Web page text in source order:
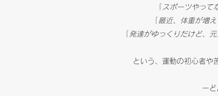
スポーツやって
最近、体重が増
発達がゆっくりだけど、
という、運動の初心者や
ー